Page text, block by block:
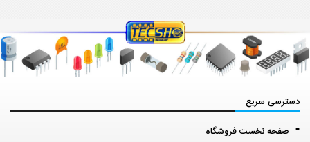
دسترسی سریع
صفحه نخست فروشگاه